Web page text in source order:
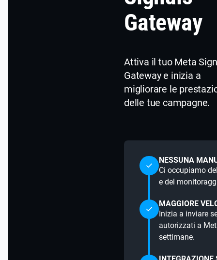
Gateway
Attiva il tuo Meta
Gateway e inizia a
migliorare le
delle tue campagne.
NESSUNA
Ci occupiamo
e del
MAGGIORE
Inizia a inviare
autorizzati a
settimane.